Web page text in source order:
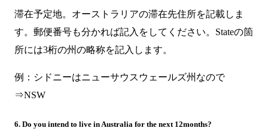
滞在予定地。オーストラリアの滞在先住所を記載しま
す。郵便番号も分かれば記入をしてください。Stateの箇
所には3桁の州の略称を記入します。
例：シドニーはニューサウスウェールズ州なので
⇒NSW
6. Do you intend to live in Australia for the next 12months?